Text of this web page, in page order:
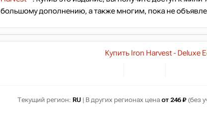
большому дополнению, а также многим, пока не
Купить Iron Harvest - Deluxe
Текущий регион: RU | В других регионах цена от 246 ₽ (без